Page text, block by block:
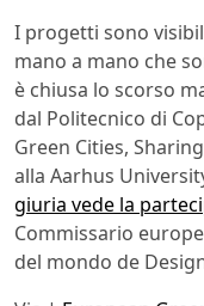
I progetti sono
mano a mano che
è chiusa lo scorso
dal Politecnico di
Green Cities,
alla Aarhus
giuria vede la
Commissario
del mondo de